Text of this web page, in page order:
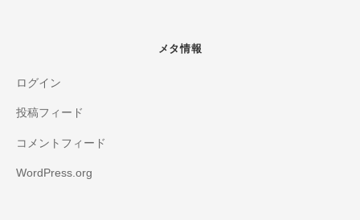
メタ情報
ログイン
投稿フィード
コメントフィード
WordPress.org